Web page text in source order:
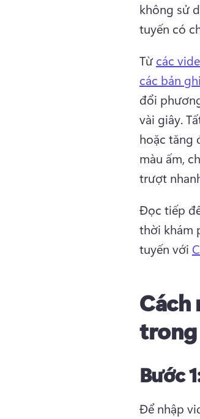
không sử
tuyến có
Từ các
các bản
đổi
vài giây.
hoặc tăng
màu ấm,
trượt
Đọc tiếp
thời khám
tuyến với
Cách
trong
Bước
Để nhập